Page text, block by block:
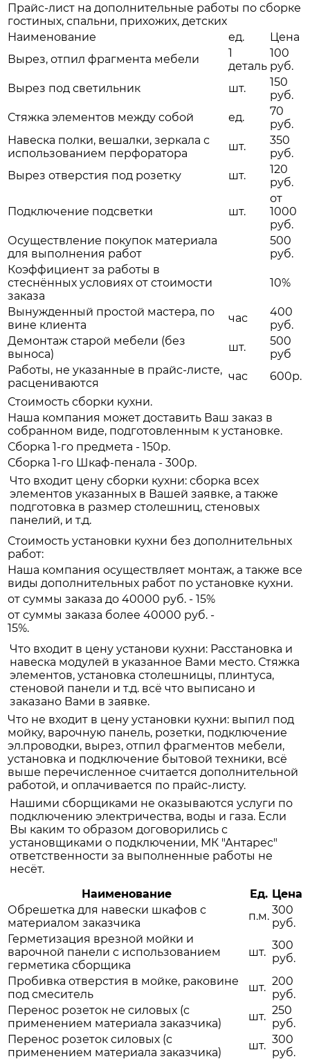
Прайс-лист на дополнительные работы по сборке
гостиных, спальни, прихожих, детских
Наименование
ед.
Цена
Вырез, отпил фрагмента мебели
1
деталь
100
руб.
Вырез под светильник
шт.
150
руб.
Стяжка элементов между собой
ед.
70
руб.
Навеска полки, вешалки, зеркала с
использованием перфоратора
шт.
350
руб.
Вырез отверстия под розетку
шт.
120
руб.
Подключение подсветки шт.
от
1000
руб.
Осуществление покупок материала
для выполнения работ
500
руб.
Коэффициент за работы в
стеснённых условиях от стоимости
заказа
10%
Вынужденный простой мастера, по
вине клиента
час
400
руб.
Демонтаж старой мебели (без
выноса)
шт.
500
руб
Работы, не указанные в прайс-листе,
расцениваются
час
600р.
Стоимость сборки кухни.
Наша компания может доставить Ваш заказ в
собранном виде, подготовленным к установке.
Сборка 1-го предмета - 150р.
Сборка 1-го Шкаф-пенала - 300р.
Что входит цену сборки кухни: сборка всех
элементов указанных в Вашей заявке, а также
подготовка в размер столешниц, стеновых
панелий, и т.д.
Стоимость установки кухни без дополнительных
работ:
Наша компания осуществляет монтаж, а также все
виды дополнительных работ по установке кухни.
от суммы заказа до 40000 руб. - 15%
от суммы заказа более 40000 руб. -
15%.
Что входит в цену установи кухни: Расстановка и
навеска модулей в указанное Вами место. Стяжка
элементов, установка столешницы, плинтуса,
стеновой панели и т.д. всё что выписано и
заказано Вами в заявке.
Что не входит в цену установки кухни: выпил под
мойку, варочную панель, розетки, подключение
эл.проводки, вырез, отпил фрагментов мебели,
установка и подключение бытовой техники, всё
выше перечисленное считается дополнительной
работой, и оплачивается по прайс-листу.
Нашими сборщиками не оказываются услуги по
подключению электричества, воды и газа. Если
Вы каким то образом договорились с
установщиками о подключении, МК "Антарес"
ответственности за выполненные работы не
несёт.
Наименование
Ед. Цена
Обрешетка для навески шкафов с
материалом заказчика
п.м. 300
руб.
Герметизация врезной мойки и
варочной панели с использованием
герметика сборщика
шт.
300
руб.
Пробивка отверстия в мойке, раковине
под смеситель
шт. 200
руб.
Перенос розеток не силовых (с
применением материала заказчика)
шт. 250
руб.
Перенос розеток силовых (с
применением материала заказчика)
шт. 300
руб.